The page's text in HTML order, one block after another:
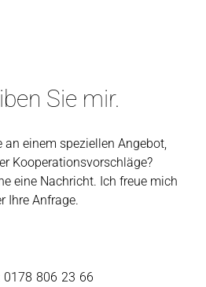
Sie mir.
an einem speziellen Angebot,
Kooperationsvorschläge?
eine Nachricht. Ich freue mich
Ihre Anfrage.
0178 806 23 66